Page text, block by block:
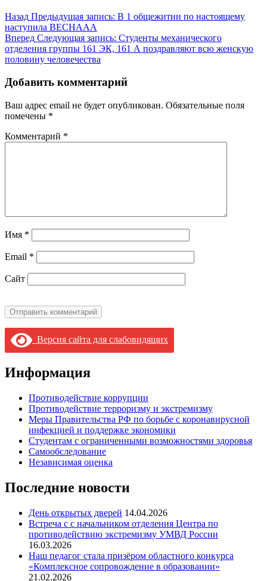
Назад Предыдущая запись: В 1 общежитии по настоящему
наступила ВЕСНААА
Вперед Следующая запись: Студенты механического
отделения группы 161 ЭК, 161 А поздравляют всю женскую
половину человечества
Добавить комментарий
Ваш адрес email не будет опубликован. Обязательные поля
помечены *
Комментарий *
Имя *
Email *
Сайт
Версия сайта для слабовидящих
Информация
Противодействие коррупции
Противодействие терроризму и экстремизму
Меры Правительства РФ по борьбе с коронавирусной
инфекцией и поддержке экономики
Студентам с ограниченными возможностями здоровья
Самообследование
Независимая оценка
Последние новости
День открытых дверей 14.04.2026
Встреча с с начальником отделения Центра по
противодействию экстремизму УМВД России
16.03.2026
Наш педагог стала призёром областного конкурса
«Комплексное сопровождение в образовании»
21.02.2026